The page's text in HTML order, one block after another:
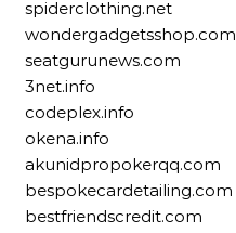
spiderclothing.net
wondergadgetsshop.com
seatgurunews.com
3net.info
codeplex.info
okena.info
akunidpropokerqq.com
bespokecardetailing.com
bestfriendscredit.com